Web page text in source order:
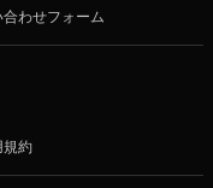
合わせフォーム
規約